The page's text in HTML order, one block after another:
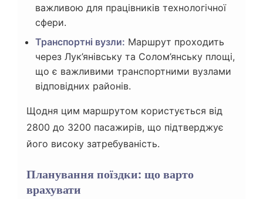
важливою для працівників технологічної
сфери.
Транспортні вузли: Маршрут проходить
через Лук’янівську та Солом’янську площі,
що є важливими транспортними вузлами
відповідних районів.
Щодня цим маршрутом користується від
2800 до 3200 пасажирів, що підтверджує
його високу затребуваність.
Планування поїздки: що варто
врахувати